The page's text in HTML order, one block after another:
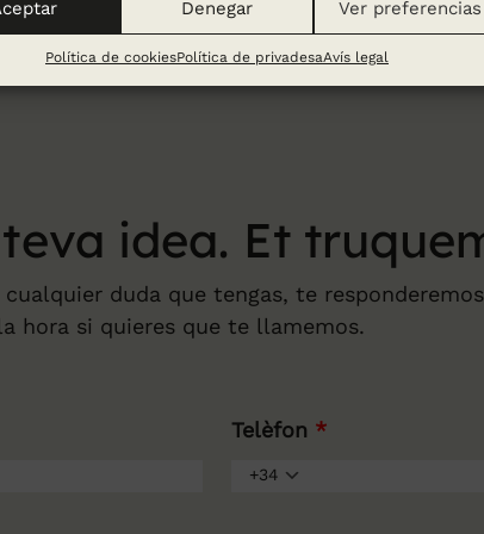
Denegar Ver preferencias
Política de cookiesPolítica de privadesaAvís legal
idea. Et
duda que tengas, te
hora si quieres que te llamemos.
Telèfon *
+34